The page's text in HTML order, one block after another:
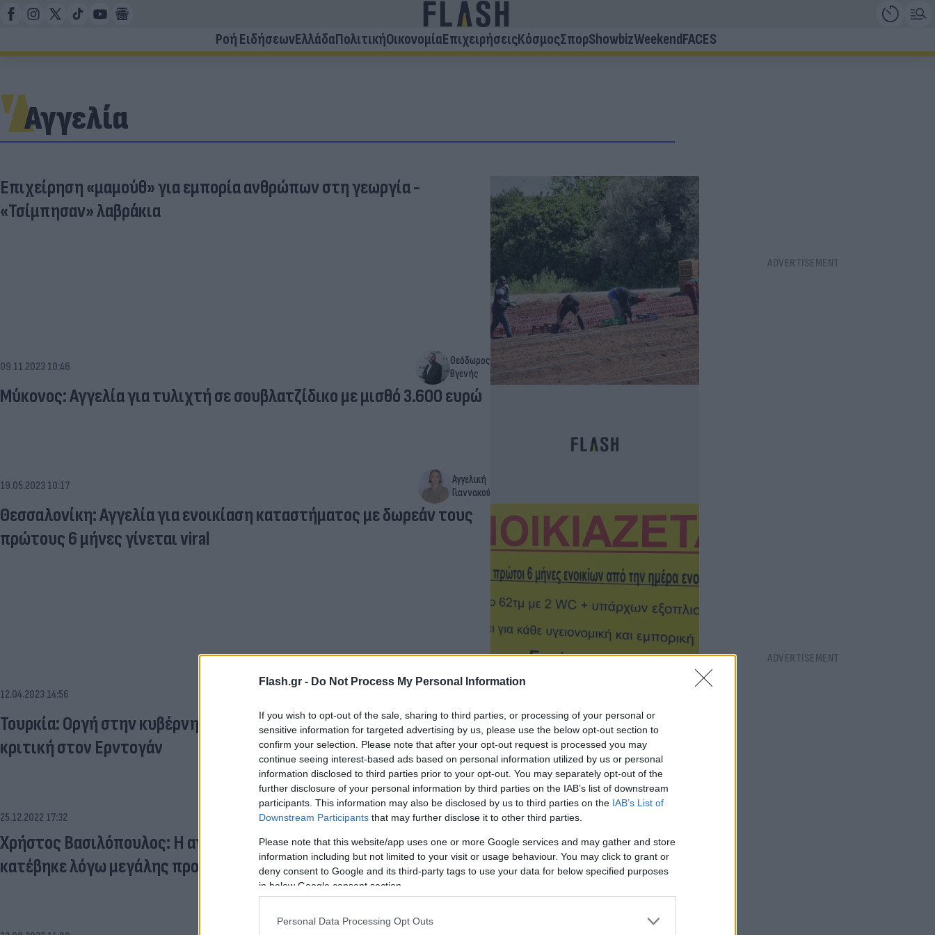
Flash.gr - Do Not Process My Personal Information
If you wish to opt-out of the sale, sharing to third parties, or processing of your personal or
sensitive information for targeted advertising by us, please use the below opt-out section to
confirm your selection. Please note that after your opt-out request is processed you may
continue seeing interest-based ads based on personal information utilized by us or personal
information disclosed to third parties prior to your opt-out. You may separately opt-out of the
further disclosure of your personal information by third parties on the IAB’s list of downstream
participants. This information may also be disclosed by us to third parties on the IAB’s List of
Downstream Participants that may further disclose it to other third parties.
Please note that this website/app uses one or more Google services and may gather and store
information including but not limited to your visit or usage behaviour. You may click to grant or
deny consent to Google and its third-party tags to use your data for below specified purposes
in below Google consent section.
Personal Data Processing Opt Outs
Ροή ΕιδήσεωνΕλλάδαΠολιτικήΟικονομίαΕπιχειρήσειςΚόσμοςΣπορShowbizWeekendFACES
Αγγελία
Επιχείρηση «μαμούθ» για εμπορία ανθρώπων στη γεωργία -
«Τσίμπησαν» λαβράκια
09.11.2023 10:46
Θεόδωρος
Βγενής
Μύκονος: Αγγελία για τυλιχτή σε σουβλατζίδικο με μισθό 3.600 ευρώ
19.05.2023 10:17
Αγγελική
Γιαννακού
Θεσσαλονίκη: Αγγελία για ενοικίαση καταστήματος με δωρεάν τους
πρώτους 6 μήνες γίνεται viral
12.04.2023 14:56
Τάνια
Τουρκία: Οργή στην κυβέρνηση για αγγελία του Reuters που ασκεί
κριτική στον Ερντογάν
25.12.2022 17:32
Εύη
Κούρτη
Χρήστος Βασιλόπουλος: Η αγγελία για εργασία χωρίς πληρωμή
κατέβηκε λόγω μεγάλης προσφοράς